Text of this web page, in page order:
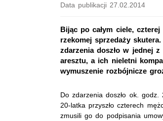
Data publikacji 27.02.2014
Bijąc po całym ciele,
rzekomej sprzedaży
zdarzenia doszło w jednej
aresztu, a ich nieletni
wymuszenie rozbójnicze
Do zdarzenia doszło ok.
20-latka przyszło czterech
zmusili go do podpisania